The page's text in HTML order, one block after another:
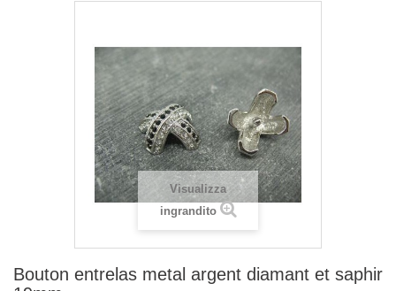
Visualizza
ingrandito
Bouton entrelas metal argent diamant et saphir